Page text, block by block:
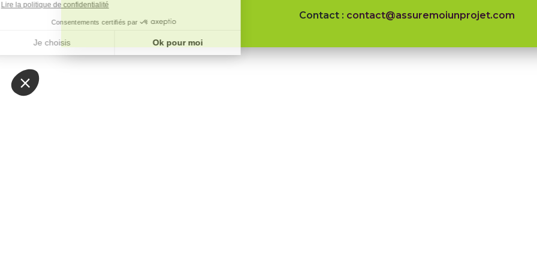
Contact : contact@assuremoiunprojet.com